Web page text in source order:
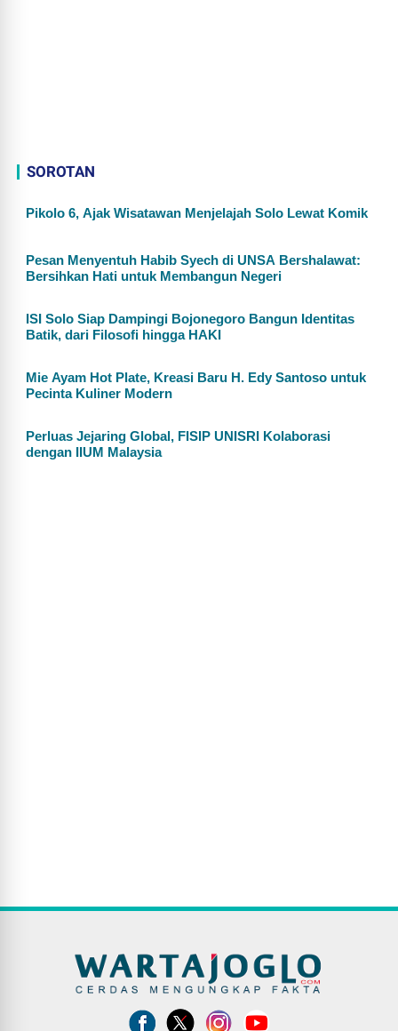
SOROTAN
Pikolo 6, Ajak Wisatawan Menjelajah Solo Lewat Komik
Pesan Menyentuh Habib Syech di UNSA Bershalawat:
Bersihkan Hati untuk Membangun Negeri
ISI Solo Siap Dampingi Bojonegoro Bangun Identitas
Batik, dari Filosofi hingga HAKI
Mie Ayam Hot Plate, Kreasi Baru H. Edy Santoso untuk
Pecinta Kuliner Modern
Perluas Jejaring Global, FISIP UNISRI Kolaborasi
dengan IIUM Malaysia